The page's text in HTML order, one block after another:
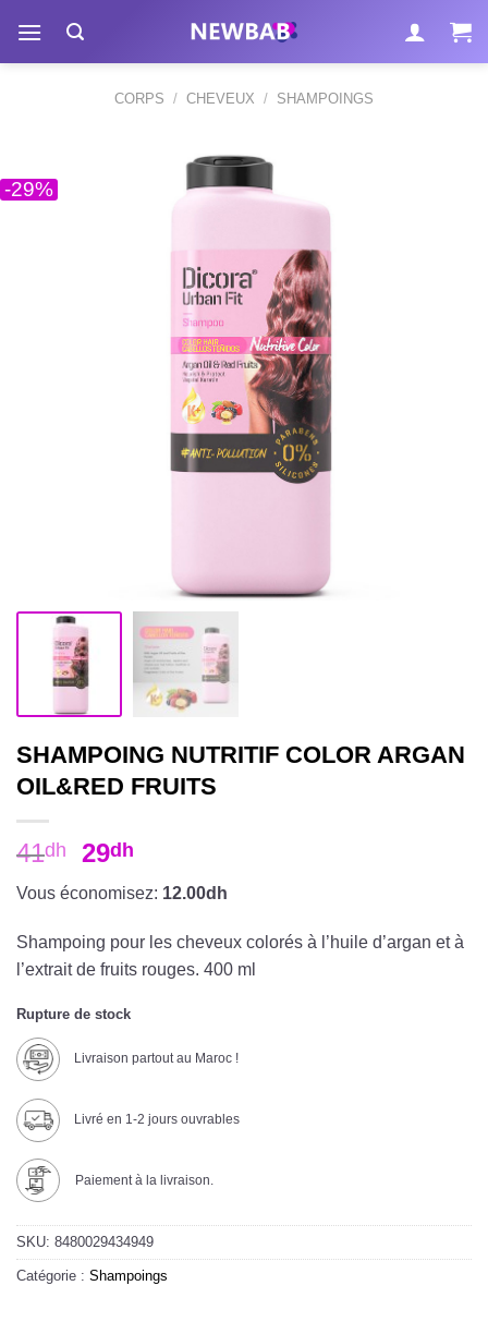
contenu
CORPS / CHEVEUX / SHAMPOINGS
-29%
SHAMPOING NUTRITIF COLOR ARGAN
OIL&RED FRUITS
41dh 29dh
Vous économisez: 12.00dh
Shampoing pour les cheveux colorés à l’huile d’argan et à
l’extrait de fruits rouges. 400 ml
Rupture de stock
Livraison partout au Maroc !
Livré en 1-2 jours ouvrables
Paiement à la livraison.
SKU: 8480029434949
Catégorie : Shampoings